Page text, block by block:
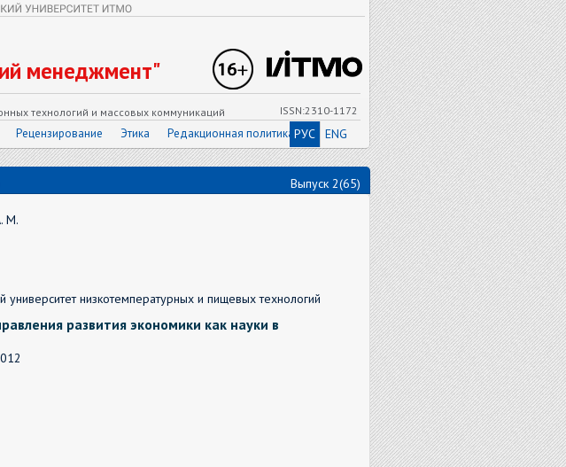
менеджмент"
технологий и массовых коммуникаций
ISSN:2310-1172
Рецензирование Этика Редакционная политика РУС ENG
Выпуск 2(65)
М.
университет низкотемпературных и пищевых технологий
развития экономики как науки в